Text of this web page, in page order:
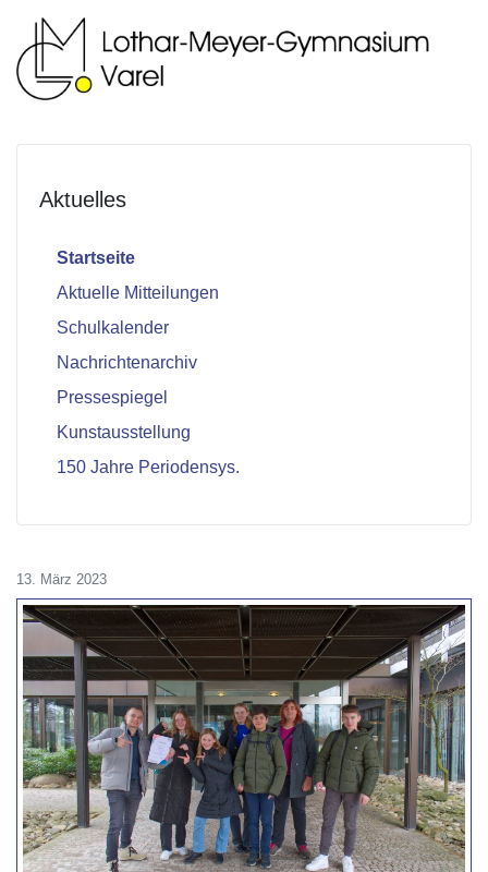
Aktuelles
Startseite
Aktuelle Mitteilungen
Schulkalender
Nachrichtenarchiv
Pressespiegel
Kunstausstellung
150 Jahre Periodensys.
13. März 2023